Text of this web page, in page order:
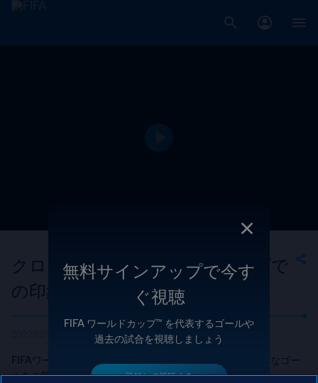
無料サインアップで今す
ぐ視聴
FIFA ワールドカップ™ を代表するゴールや
過去の試合を視聴しましょう
登録して視聴する
クロアチア | FIFAワールドカップで
の印象的なゴール
3分 31秒
FIFAワールドカップ史上、クロアチアが決めた最も印象的なゴー
ルをご覧ください。